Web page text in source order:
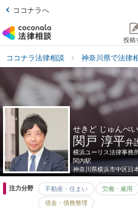
ココナラへ
投稿
ココナラ法律相談 神奈川県で法律
せきど じゅんぺい
関戸 淳平弁
横浜ユーリス法律事務
関内駅
神奈川県横浜市中区日
注力分野 不動産・住まい 労働・雇用
借金・債務整理